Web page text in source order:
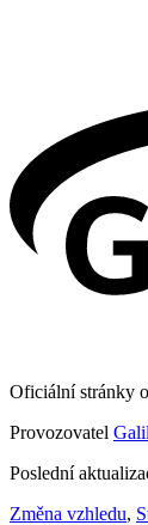
Oficiální stránky
Provozovatel
Poslední
Změna vzhledu,